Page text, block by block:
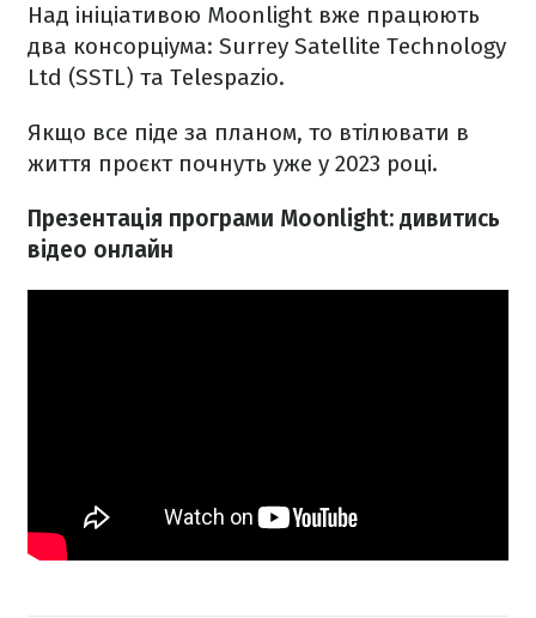
Над ініціативою Moonlight вже працюють
два консорціума: Surrey Satellite Technology
Ltd (SSTL) та Telespazio.
Якщо все піде за планом, то втілювати в
життя проєкт почнуть уже у 2023 році.
Презентація програми Moonlight: дивитись
відео онлайн